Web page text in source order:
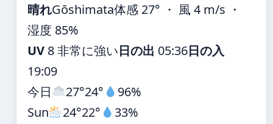
晴れGōshimata体感 27° ・ 風 4 m/s ・
湿度 85%
UV 8 非常に強い日の出 05:36日の入
19:09
今日
27°24°
96%
Sun
24°22°
33%